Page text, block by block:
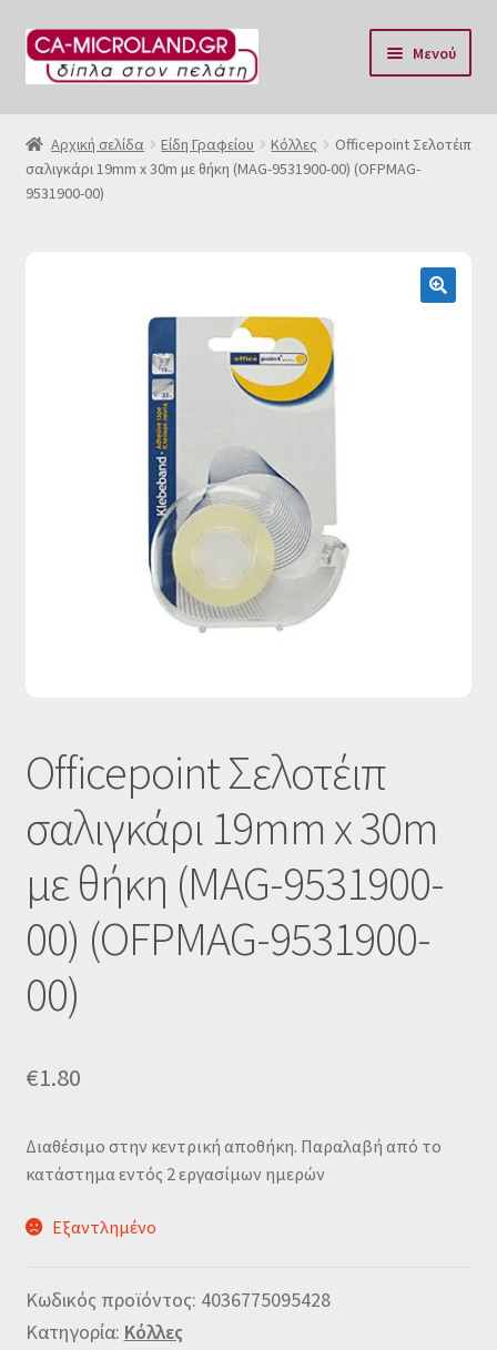
Απευθείας
μετάβαση
Μετάβαση
σε
Μενού
Αρχική
Η Eταιρία μας
Τρόποι Πληρωμής
Πολιτική επιστροφών
Οι Συνεργασίες μας
Αρχική σελίδα Είδη Γραφείου Κόλλες
Officepoint Σελοτέιπ
σαλιγκάρι 19mm x 30m με θήκη (MAG-9531900-00) (OFPMAG-
9531900-00)
Officepoint Σελοτέιπ
σαλιγκάρι 19mm x 30m
με θήκη (MAG-9531900-
00) (OFPMAG-9531900-
00)
€1.80
Διαθέσιμο στην κεντρική αποθήκη. Παραλαβή από το
κατάστημα εντός 2 εργασίμων ημερών
Εξαντλημένο
Κωδικός προϊόντος: 4036775095428
Κατηγορία: Κόλλες